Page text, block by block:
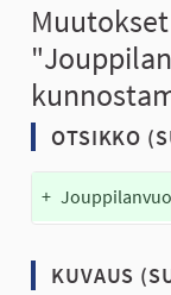
OTSIKKO
+
KUVAUS